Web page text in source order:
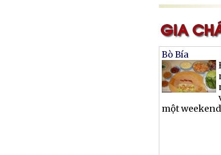
Bò Bía
một